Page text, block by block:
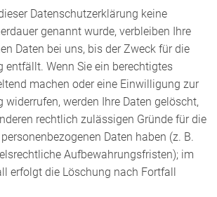
Datenschutzerklärung keine
genannt wurde, verbleiben Ihre
Daten bei uns, bis der Zweck für die
entfällt. Wenn Sie ein berechtigtes
machen oder eine Einwilligung zur
widerrufen, werden Ihre Daten gelöscht,
rechtlich zulässigen Gründe für die
Daten haben (z. B.
Aufbewahrungsfristen); im
erfolgt die Löschung nach Fortfall